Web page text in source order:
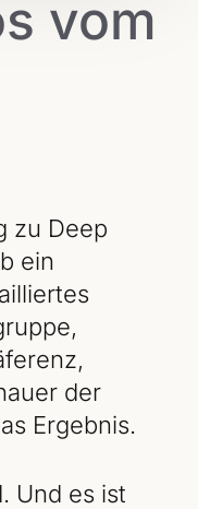
vom
zu Deep
ein
der
Ergebnis.
Und es ist